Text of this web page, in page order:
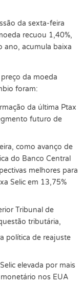
da sexta-feira
recuou 1,40%,
ano, acumula baixa
da moeda
foram:
da última Ptax
futuro de
como avanço de
do Banco Central
melhores para
Selic em 13,75%
Tribunal de
tributária,
política de reajuste
elevada por mais
nos EUA